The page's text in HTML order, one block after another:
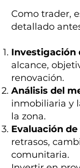
Como trader,
detallado
Investigación
alcance,
renovación.
Análisis del
inmobiliaria y
la zona.
Evaluación
retrasos,
comunitaria.